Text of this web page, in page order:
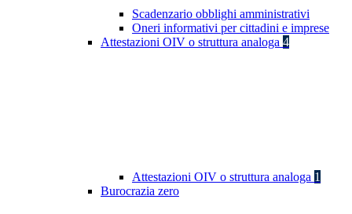
Scadenzario obblighi amministrativi
Oneri informativi per cittadini e imprese
Attestazioni OIV o struttura analoga 4
Attestazioni OIV o struttura analoga 1
Burocrazia zero